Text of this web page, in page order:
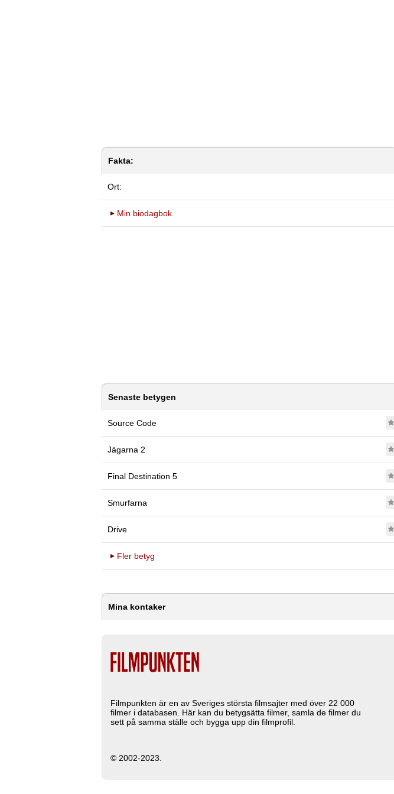
Fakta:
Ort:
Min biodagbok
Senaste betygen
Source Code
Jägarna 2
Final Destination 5
Smurfarna
Drive
Fler betyg
Mina kontaker
Filmpunkten är en av Sveriges största filmsajter med över 22 000
filmer i databasen. Här kan du betygsätta filmer, samla de filmer du
sett på samma ställe och bygga upp din filmprofil.
© 2002-2023.